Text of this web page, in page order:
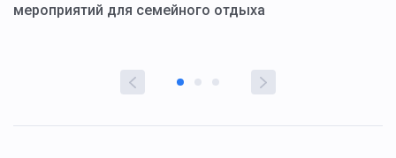
мероприятий для семейного отдыха